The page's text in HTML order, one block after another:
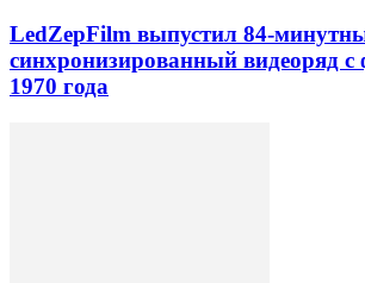
LedZepFilm выпустил 84-
синхронизированный видеоряд с
1970 года